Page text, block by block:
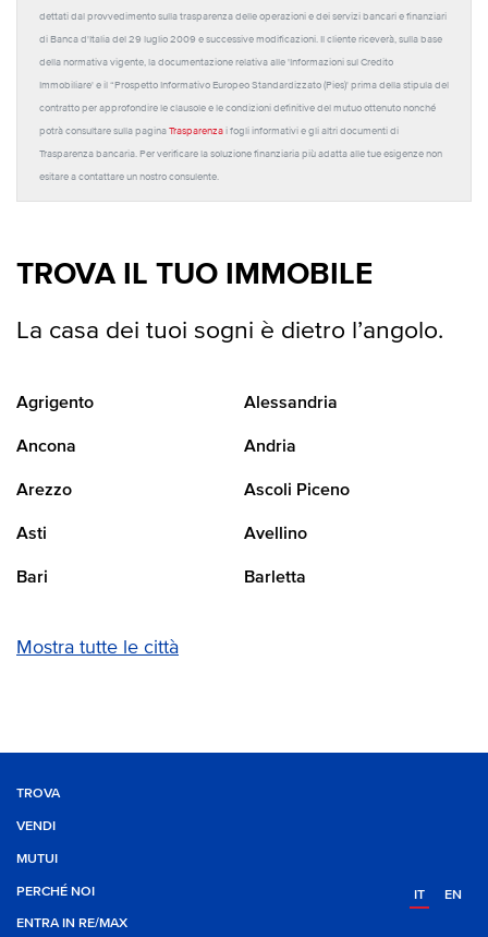
dettati dal provvedimento sulla trasparenza delle operazioni e dei servizi bancari e finanziari
di Banca d'Italia del 29 luglio 2009 e successive modificazioni. Il cliente riceverà, sulla base
della normativa vigente, la documentazione relativa alle 'Informazioni sul Credito
Immobiliare' e il “Prospetto Informativo Europeo Standardizzato (Pies)' prima della stipula del
contratto per approfondire le clausole e le condizioni definitive del mutuo ottenuto nonché
potrà consultare sulla pagina Trasparenza i fogli informativi e gli altri documenti di
Trasparenza bancaria. Per verificare la soluzione finanziaria più adatta alle tue esigenze non
esitare a contattare un nostro consulente.
TROVA IL TUO IMMOBILE
La casa dei tuoi sogni è dietro l’angolo.
Agrigento Alessandria
Ancona Andria
Arezzo Ascoli Piceno
Asti Avellino
Bari Barletta
Mostra tutte le città
TROVA
VENDI
MUTUI
PERCHÉ NOI
ENTRA IN RE/MAX
IT EN